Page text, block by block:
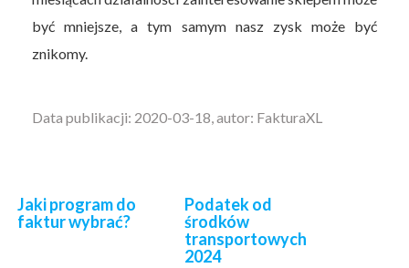
być mniejsze, a tym samym nasz zysk może być
znikomy.
Data publikacji: 2020-03-18, autor: FakturaXL
Jaki program do
faktur wybrać?
Podatek od
środków
transportowych
2024